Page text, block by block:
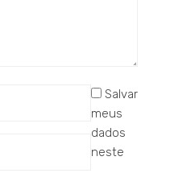
Salvar
meus
dados
neste